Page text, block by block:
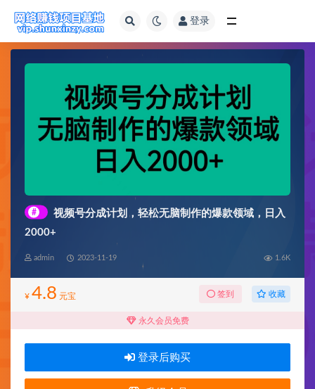
登录
#
视频号分成计划，轻松无脑制作的爆款领域，日入
2000+
admin 2023-11-19 1.6K
¥ 4.8 元宝 签到 收藏
永久会员免费
登录后购买